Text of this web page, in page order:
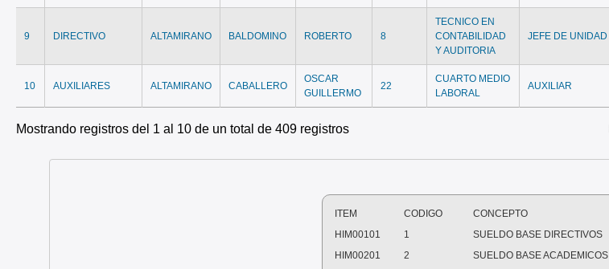
9 DIRECTIVO ALTAMIRANO BALDOMINO ROBERTO 8
TECNICO EN
CONTABILIDAD
Y AUDITORIA
JEFE DE UNIDAD
10 AUXILIARES ALTAMIRANO CABALLERO
OSCAR
GUILLERMO
22
CUARTO MEDIO
LABORAL
AUXILIAR
Mostrando registros del 1 al 10 de un total de 409 registros
ITEM CODIGO
CONCEPTO
HIM00101
1
SUELDO BASE DIRECTIVOS
HIM00201
2
SUELDO BASE ACADEMICOS